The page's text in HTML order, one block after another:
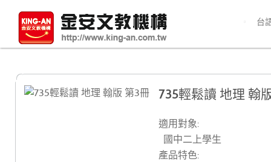
台
735輕鬆讀 地理 翰
適用對象:
國中二上學生
產品特色: